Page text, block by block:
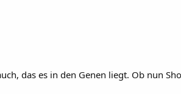
das es in den Genen liegt. Ob nun